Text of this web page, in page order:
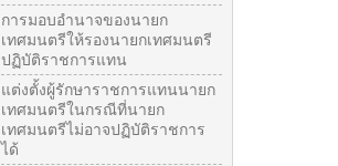
การมอบอำนาจของนายก
เทศมนตรีให้รองนายกเทศมนตรี
ปฏิบัติราชการแทน
แต่งตั้งผู้รักษาราชการแทนนายก
เทศมนตรีในกรณีที่นายก
เทศมนตรีไม่อาจปฏิบัติราชการ
ได้